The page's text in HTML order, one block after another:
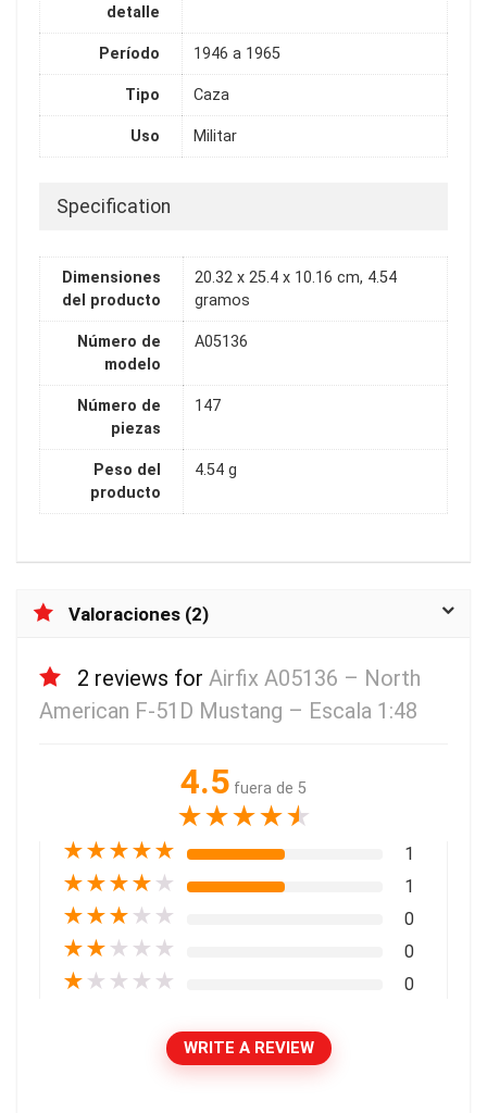
detalle
Período 1946 a 1965
Tipo Caza
Uso Militar
Specification
Dimensiones
del producto
20.32 x 25.4 x 10.16 cm, 4.54
gramos
Número de
modelo
A05136
Número de
piezas
147
Peso del
producto
4.54 g
Valoraciones (2)
2 reviews for Airfix A05136 – North
American F-51D Mustang – Escala 1:48
4.5 fuera de 5
★★★★★
★★★★★ 1
★★★★ ★ 1
★★★ ★ ★ 0
★★ ★ ★ ★ 0
★ ★ ★ ★ ★ 0
WRITE A REVIEW